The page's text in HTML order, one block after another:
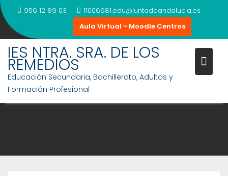
Saltar
al
contenido
956 12 89 03
11006681.edu@juntadeandalucia.es
Aula Virtual - Moodle Centros
IES NTRA. SRA. DE LOS
REMEDIOS
Educación Secundaria, Bachillerato, Adultos y
Formación Profesional